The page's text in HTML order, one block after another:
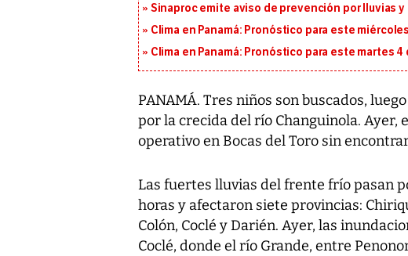
Sinaproc emite aviso de prevención por lluvias y
Clima en Panamá: Pronóstico para este
Clima en Panamá: Pronóstico para este martes
PANAMÁ. Tres niños son buscados,
por la crecida del río Changuinola. Ayer,
operativo en Bocas del Toro sin
Las fuertes lluvias del frente frío pasan
horas y afectaron siete provincias:
Colón, Coclé y Darién. Ayer, las
Coclé, donde el río Grande, entre